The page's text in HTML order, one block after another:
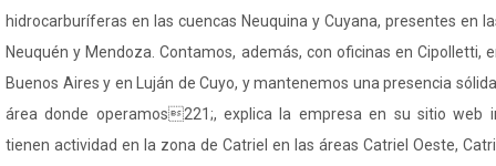
hidrocarburíferas en las cuencas Neuquina y Cuyana, presentes en
Neuquén y Mendoza. Contamos, además, con oficinas en Cipolletti,
Buenos Aires y en Luján de Cuyo, y mantenemos una presencia
área donde operamos221;, explica la empresa en su sitio web
tienen actividad en la zona de Catriel en las áreas Catriel Oeste,